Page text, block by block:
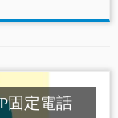
固定電話